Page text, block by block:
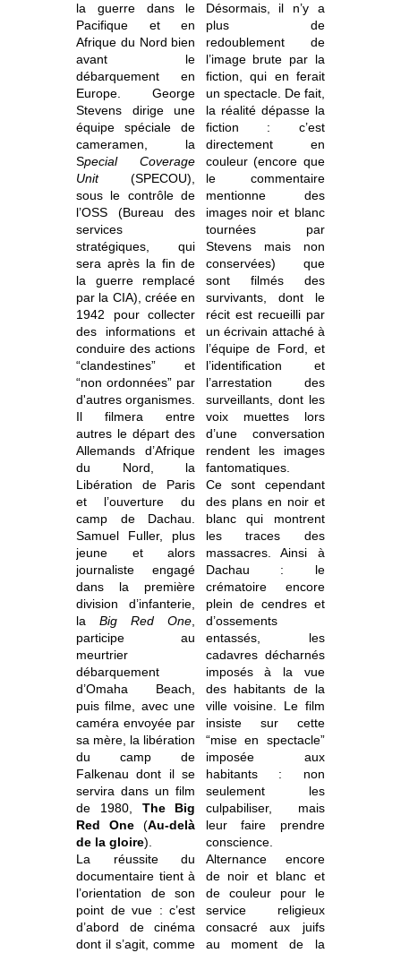
la guerre dans le
Pacifique et en
Afrique du Nord bien
avant le
débarquement en
Europe. George
Stevens dirige une
équipe spéciale de
cameramen, la
Special Coverage
Unit(SPECOU),
sous le contrôle de
l’OSS (Bureau des
services
stratégiques, qui
sera après la fin de
la guerre remplacé
par la CIA), créée en
1942 pour collecter
des informations et
conduire des actions
“clandestines” et
“non ordonnées” par
d'autres organismes.
Il filmera entre
autres le départ des
Allemands d’Afrique
du Nord, la
Libération de Paris
et l’ouverture du
camp de Dachau.
Samuel Fuller, plus
jeune et alors
journaliste engagé
dans la première
division d’infanterie,
laBig Red One,
participe au
meurtrier
débarquement
d’Omaha Beach,
puis filme, avec une
caméra envoyée par
sa mère, la libération
du camp de
Falkenau dont il se
servira dans un film
de 1980, The Big
Red One (Au-delà
de la gloire).
La réussite du
documentaire tient à
l’orientation de son
point de vue : c’est
d’abord de cinéma
dont il s’agit, comme
Désormais, il n’y a
plus de
redoublement de
l’image brute par la
fiction, qui en ferait
un spectacle. De fait,
la réalité dépasse la
fiction : c’est
directement en
couleur (encore que
le commentaire
mentionne des
images noir et blanc
tournées par
Stevens mais non
conservées) que
sont filmés des
survivants, dont le
récit est recueilli par
un écrivain attaché à
l’équipe de Ford, et
l’identification et
l’arrestation des
surveillants, dont les
voix muettes lors
d’une conversation
rendent les images
fantomatiques.
Ce sont cependant
des plans en noir et
blanc qui montrent
les traces des
massacres. Ainsi à
Dachau : le
crématoire encore
plein de cendres et
d’ossements
entassés, les
cadavres décharnés
imposés à la vue
des habitants de la
ville voisine. Le film
insiste sur cette
“mise en spectacle”
imposée aux
habitants : non
seulement les
culpabiliser, mais
leur faire prendre
conscience.
Alternance encore
de noir et blanc et
de couleur pour le
service religieux
consacré aux juifs
au moment de la